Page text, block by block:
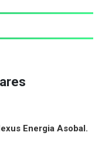
Energia Asobal.